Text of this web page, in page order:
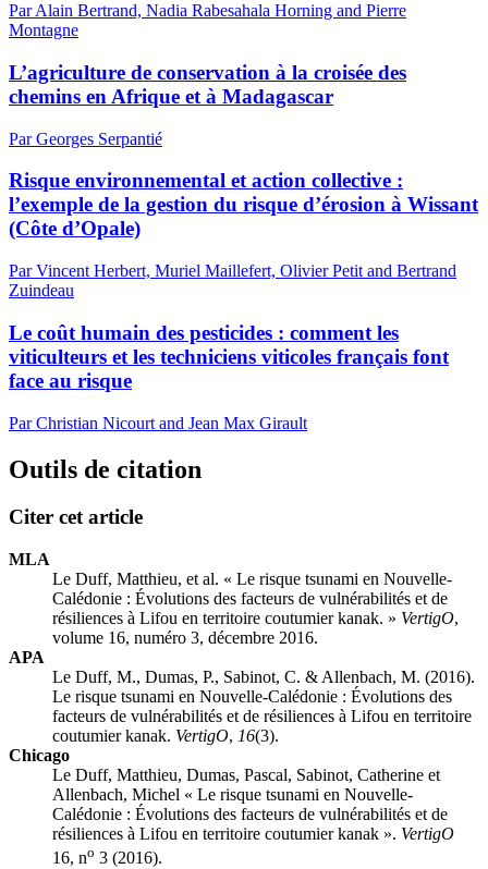
Par Alain Bertrand, Nadia Rabesahala Horning and Pierre
Montagne
L’agriculture de conservation à la croisée des
chemins en Afrique et à Madagascar
Par Georges Serpantié
Risque environnemental et action collective :
l’exemple de la gestion du risque d’érosion à Wissant
(Côte d’Opale)
Par Vincent Herbert, Muriel Maillefert, Olivier Petit and Bertrand
Zuindeau
Le coût humain des pesticides : comment les
viticulteurs et les techniciens viticoles français font
face au risque
Par Christian Nicourt and Jean Max Girault
Outils de citation
Citer cet article
MLA
Le Duff, Matthieu, et al. « Le risque tsunami en Nouvelle-
Calédonie : Évolutions des facteurs de vulnérabilités et de
résiliences à Lifou en territoire coutumier kanak. » VertigO,
volume 16, numéro 3, décembre 2016.
APA
Le Duff, M., Dumas, P., Sabinot, C. & Allenbach, M. (2016).
Le risque tsunami en Nouvelle-Calédonie : Évolutions des
facteurs de vulnérabilités et de résiliences à Lifou en territoire
coutumier kanak. VertigO, 16(3).
Chicago
Le Duff, Matthieu, Dumas, Pascal, Sabinot, Catherine et
Allenbach, Michel « Le risque tsunami en Nouvelle-
Calédonie : Évolutions des facteurs de vulnérabilités et de
résiliences à Lifou en territoire coutumier kanak ». VertigO
16, no 3 (2016).